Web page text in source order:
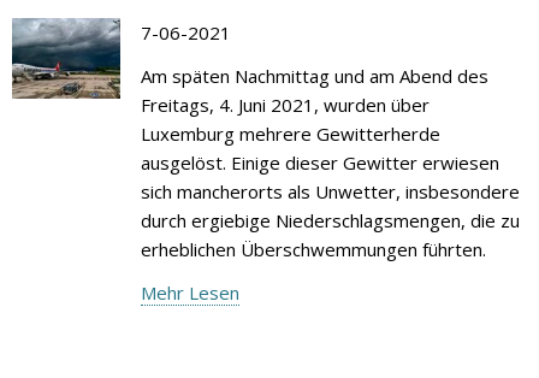
7-06-2021
Am späten Nachmittag und am Abend des
Freitags, 4. Juni 2021, wurden über
Luxemburg mehrere Gewitterherde
ausgelöst. Einige dieser Gewitter erwiesen
sich mancherorts als Unwetter, insbesondere
durch ergiebige Niederschlagsmengen, die zu
erheblichen Überschwemmungen führten.
Mehr Lesen